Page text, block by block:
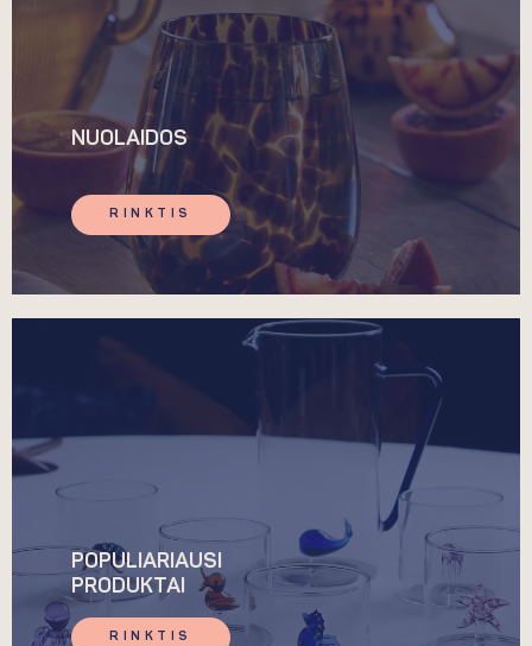
NUOLAIDOS
RINKTIS
POPULIARIAUSI
PRODUKTAI
RINKTIS